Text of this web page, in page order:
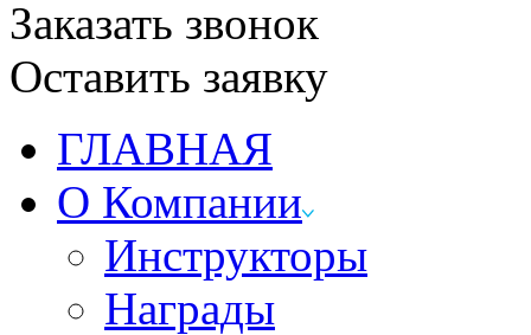
Заказать звонок
Оставить заявку
ГЛАВНАЯ
О Компании
Инструкторы
Награды